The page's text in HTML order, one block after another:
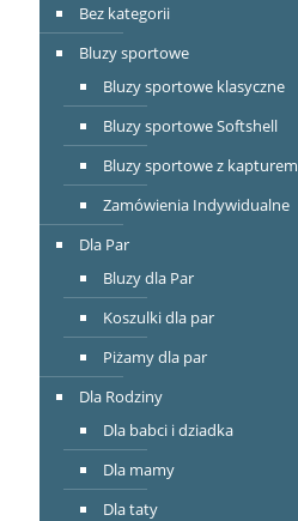
Bez kategorii
Bluzy sportowe
Bluzy sportowe klasyczne
Bluzy sportowe Softshell
Bluzy sportowe z kapturem
Zamówienia Indywidualne
Dla Par
Bluzy dla Par
Koszulki dla par
Piżamy dla par
Dla Rodziny
Dla babci i dziadka
Dla mamy
Dla taty